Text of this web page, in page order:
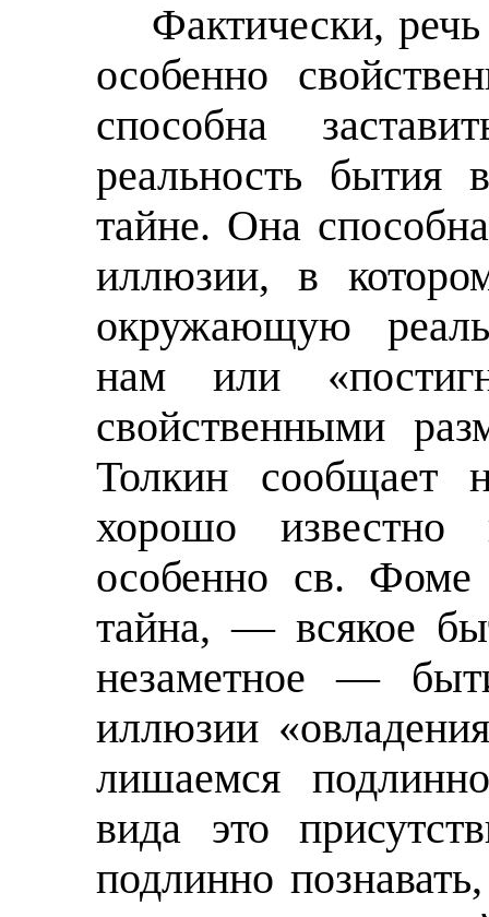
Фактически,
особенно
способна
реальность бытия
тайне. Она
иллюзии, в
окружающую
нам или
свойственными
Толкин сообщает
хорошо известно
особенно св. Фоме
тайна, — всякое
незаметное —
иллюзии
лишаемся
вида это
подлинно